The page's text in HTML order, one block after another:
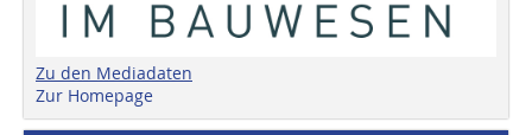
Zu den Mediadaten
Zur Homepage